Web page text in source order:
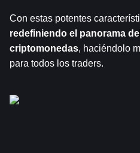
Con estas potentes
redefiniendo el panorama
criptomonedas, haciéndolo
para todos los traders.